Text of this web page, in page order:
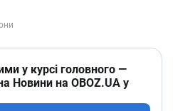
у курсі головного —
Новини на OBOZ.UA у